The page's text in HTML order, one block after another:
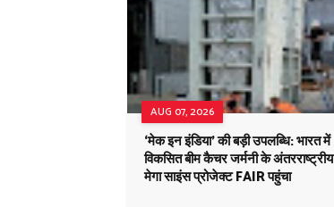
AUG 07, 2026
‘मेक इन इंडिया’ की बड़ी उपलब्धि: भारत में
विकसित बीम कैचर जर्मनी के अंतरराष्ट्रीय
मेगा साइंस प्रोजेक्ट FAIR पहुंचा